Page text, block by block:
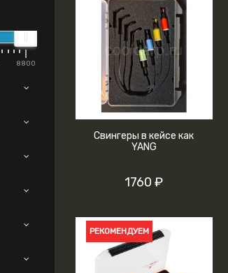
8800
Свингеры в кейсе как
YANG
1760 ₽
РЕКОМЕНДУЕМ